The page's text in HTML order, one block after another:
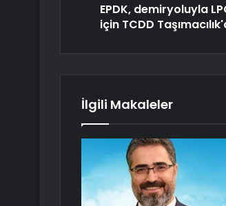
EPDK, demiryoluyla
için TCDD
İlgili Makaleler